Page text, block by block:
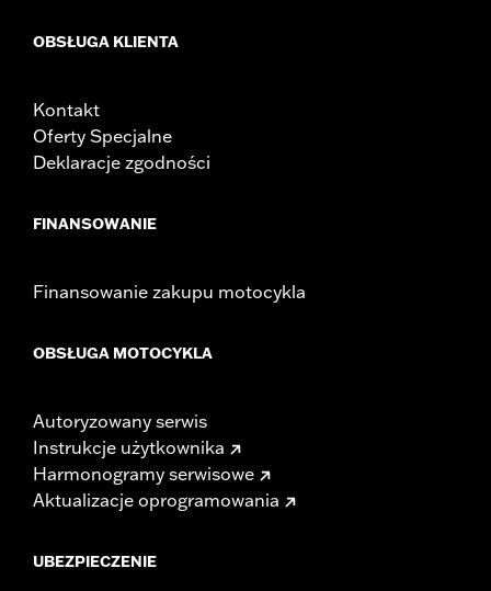
OBSŁUGA KLIENTA
Kontakt
Oferty Specjalne
Deklaracje zgodności
FINANSOWANIE
Finansowanie zakupu motocykla
OBSŁUGA MOTOCYKLA
Autoryzowany serwis
Instrukcje użytkownika
Harmonogramy serwisowe
Aktualizacje oprogramowania
UBEZPIECZENIE